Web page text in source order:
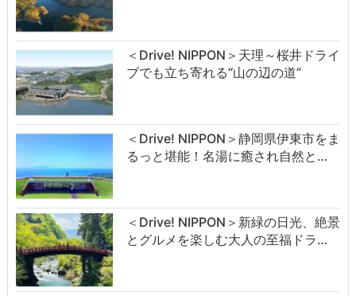
＜Drive! NIPPON＞天理～桜井ドライ
ブでも立ち寄れる“山の辺の道”
＜Drive! NIPPON＞静岡県伊東市をま
るっと堪能！名湯に癒され自然と…
＜Drive! NIPPON＞新緑の日光、絶景
とグルメを楽しむ大人の至福ドラ…